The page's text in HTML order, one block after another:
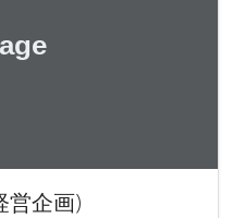
営企画)